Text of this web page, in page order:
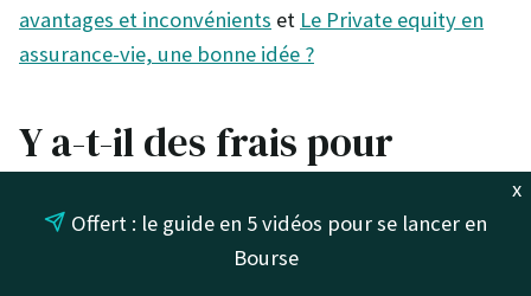
avantages et inconvénients et Le Private equity en
assurance-vie, une bonne idée ?
Y a-t-il des frais pour
retirer son argent d’une
assurance-vie ?
x
Offert : le guide en 5 vidéos pour se lancer en
Bourse